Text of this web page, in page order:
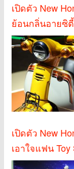
เปิดตัว New
ย้อนกลิ่นอายซิ
เปิดตัว New
เอาใจแฟน